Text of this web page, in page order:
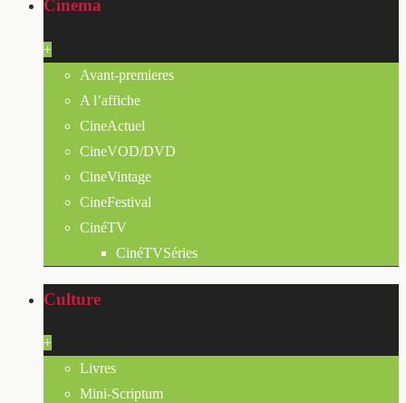
Cinema
+
Avant-premieres
A l’affiche
CineActuel
CineVOD/DVD
CineVintage
CineFestival
CinéTV
CinéTVSéries
Culture
+
Livres
Mini-Scriptum